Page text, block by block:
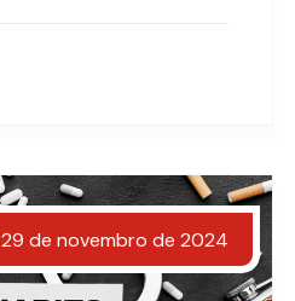
29 de novembro de 2024